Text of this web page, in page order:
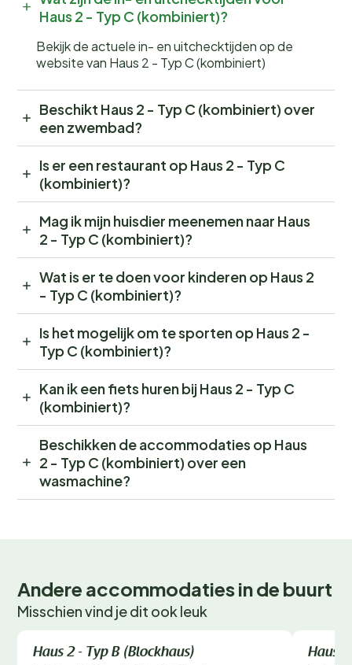
Haus 2 - Typ C (kombiniert)?
Bekijk de actuele in- en uitchecktijden op de
website van Haus 2 - Typ C (kombiniert)
Beschikt Haus 2 - Typ C (kombiniert) over
een zwembad?
Is er een restaurant op Haus 2 - Typ C
(kombiniert)?
Mag ik mijn huisdier meenemen naar Haus
2 - Typ C (kombiniert)?
Wat is er te doen voor kinderen op Haus 2
- Typ C (kombiniert)?
Is het mogelijk om te sporten op Haus 2 -
Typ C (kombiniert)?
Kan ik een fiets huren bij Haus 2 - Typ C
(kombiniert)?
Beschikken de accommodaties op Haus
2 - Typ C (kombiniert) over een
wasmachine?
Andere accommodaties in de buurt
Misschien vind je dit ook leuk
Direct te boeken
Haus 2 - Typ B (Blockhaus) Direct
Haus